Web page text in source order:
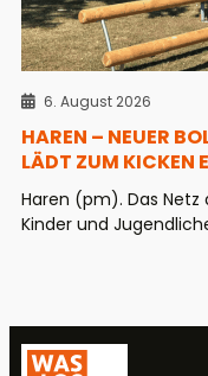
6. August 2026
HAREN – NEUER
LÄDT ZUM KICKEN
Haren (pm). Das
Kinder und